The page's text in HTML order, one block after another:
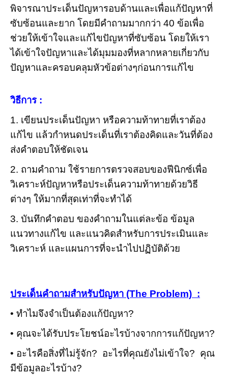
พิจารณาประเด็นปัญหารอบด้านและเพื่อแก้ปัญหาที่
ซับซ้อนและยาก โดยมีคำถามมากกว่า 40 ข้อเพื่อ
ช่วยให้เข้าใจและแก้ไขปัญหาที่ซับซ้อน โดยให้เรา
ได้เข้าใจปัญหาและได้มุมมองที่หลากหลายเกี่ยวกับ
ปัญหาและครอบคลุมหัวข้อต่างๆก่อนการแก้ไข
วิธีการ :
1. เขียนประเด็นปัญหา หรือความท้าทายที่เราต้อง
แก้ไข แล้วกำหนดประเด็นที่เราต้องคิดและวันที่ต้อง
ส่งคำตอบให้ชัดเจน
2. ถามคำถาม ใช้รายการตรวจสอบของฟีนิกซ์เพื่อ
วิเคราะห์ปัญหาหรือประเด็นความท้าทายด้วยวิธี
ต่างๆ ให้มากที่สุดเท่าที่จะทำได้
3. บันทึกคำตอบ ของคำถามในแต่ละข้อ ข้อมูล
แนวทางแก้ไข และแนวคิดสำหรับการประเมินและ
วิเคราะห์ และแผนการที่จะนำไปปฏิบัติด้วย
ประเด็นคำถามสำหรับปัญหา (The Problem) :
• ทำไมจึงจำเป็นต้องแก้ปัญหา?
• คุณจะได้รับประโยชน์อะไรบ้างจากการแก้ปัญหา?
• อะไรคือสิ่งที่ไม่รู้จัก? อะไรที่คุณยังไม่เข้าใจ? คุณ
มีข้อมูลอะไรบ้าง?